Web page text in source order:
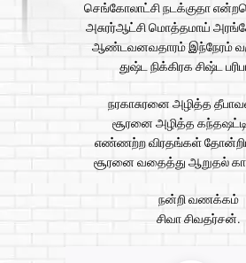
செங்கோலாட்சி நடக்குதா
அசுரர்ஆட்சி மொத்தமாய்
ஆண்டவனவதாரம் இந்நேரம்
துஷ்ட நிக்கிரக சிஷ்ட
நரகாசுரனை அழித்த
சூரனை அழித்த
எண்ணற்ற விரதங்கள்
சூரனை வதைத்து ஆறுதல்
நன்றி வணக்கம்
சிவா சிவதர்சன்.